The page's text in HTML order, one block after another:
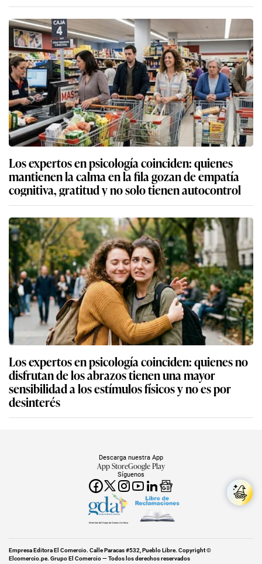
Los expertos en psicología coinciden: quienes
mantienen la calma en la fila gozan de empatía
cognitiva, gratitud y no solo tienen autocontrol
Los expertos en psicología coinciden: quienes no
disfrutan de los abrazos tienen una mayor
sensibilidad a los estímulos físicos y no es por
desinterés
Síguenos
Descarga nuestra App
App StoreGoogle Play
Miembro del Grupo de Diarios América
Empresa Editora El Comercio. Calle Paracas #532, Pueblo Libre. Copyright ©
Elcomercio.pe. Grupo El Comercio — Todos los derechos reservados